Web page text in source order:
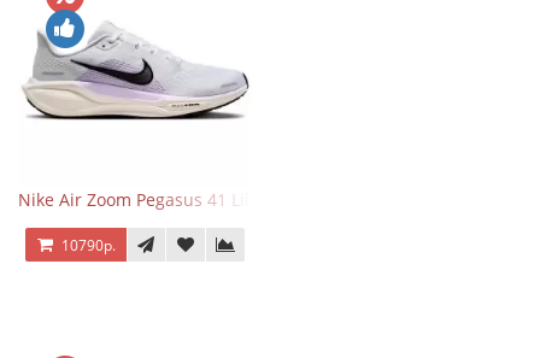
Nike Air Zoom Pegasus 41 Lilac Bloom
10790р.